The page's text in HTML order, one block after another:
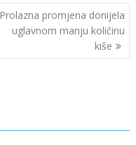
Prolazna promjena donijela
uglavnom manju količinu
kiše